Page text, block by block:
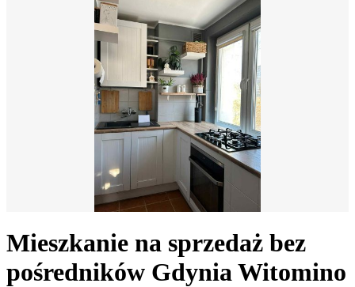
Mieszkanie na sprzedaż bez
pośredników Gdynia Witomino